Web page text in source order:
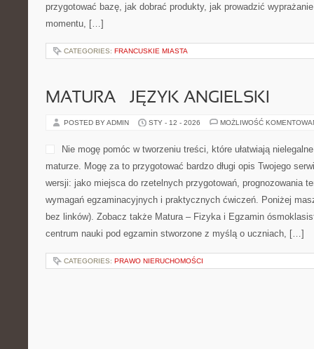
przygotować bazę, jak dobrać produkty, jak prowadzić
momentu, […]
CATEGORIES: FRANCUSKIE MIASTA
MATURA – JĘZYK ANGIELSKI
POSTED BY ADMIN STY - 12 - 2026 MOŻLIWOŚĆ
Nie mogę pomóc w tworzeniu treści, które ułatwiają
maturze. Mogę za to przygotować bardzo długi opis Twojego
wersji: jako miejsca do rzetelnych przygotowań, prognozowania
wymagań egzaminacyjnych i praktycznych ćwiczeń. Poniżej
bez linków). Zobacz także Matura – Fizyka i Egzamin
centrum nauki pod egzamin stworzone z myślą o uczniach, […]
CATEGORIES: PRAWO NIERUCHOMOŚCI